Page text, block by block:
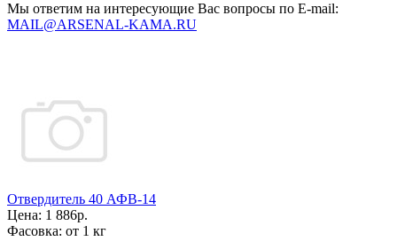
Мы ответим на интересующие Вас вопросы по E-mail:
MAIL@ARSENAL-KAMA.RU
Отвердитель 40 АФВ-14
Цена: 1 886р.
Фасовка: от 1 кг